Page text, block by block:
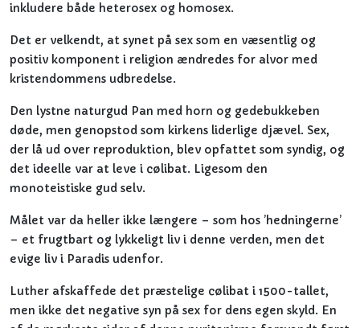
inkludere både heterosex og homosex.
Det er velkendt, at synet på sex som en væsentlig og
positiv komponent i religion ændredes for alvor med
kristendommens udbredelse.
Den lystne naturgud Pan med horn og gedebukkeben
døde, men genopstod som kirkens liderlige djævel. Sex,
der lå ud over reproduktion, blev opfattet som syndig, og
det ideelle var at leve i cølibat. Ligesom den
monoteistiske gud selv.
Målet var da heller ikke længere – som hos ’hedningerne’
– et frugtbart og lykkeligt liv i denne verden, men det
evige liv i Paradis udenfor.
Luther afskaffede det præstelige cølibat i 1500-tallet,
men ikke det negative syn på sex for dens egen skyld. En